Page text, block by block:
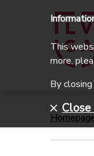
This
more,
By